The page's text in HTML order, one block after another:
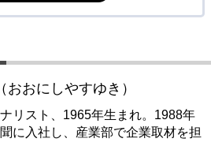
おおにしやすゆき）
リスト、1965年生まれ。1988年
に入社し、産業部で企業取材を担